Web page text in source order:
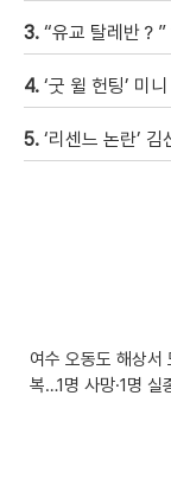
3. “유교 탈레반？” “쓸
4. ‘굿 윌 헌팅’ 미
5. ‘리센느 논란’ 김
여수 오동도 해상서
복…1명 사망·1명 실